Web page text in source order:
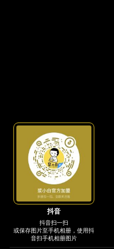
抖音
抖音扫一扫
或保存图片至手机相册，使用抖
音扫手机相册图片